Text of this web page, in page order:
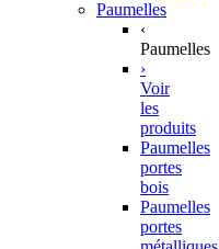
Paumelles
‹
Paumelles
›
Voir
les
produits
Paumelles
portes
bois
Paumelles
portes